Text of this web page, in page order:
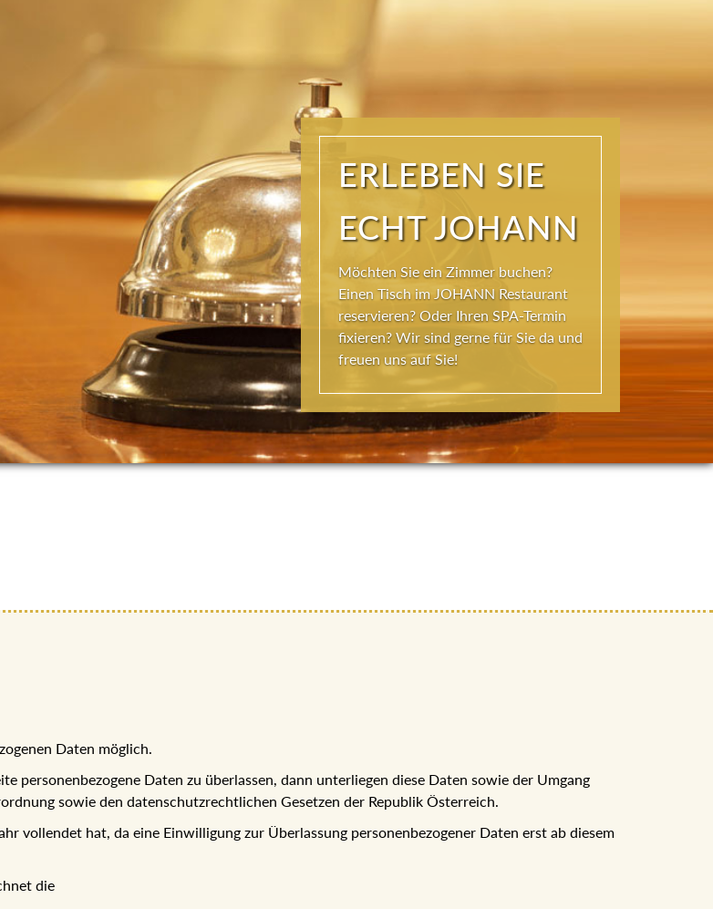
ERLEBEN SIE
ECHT JOHANN
Möchten Sie ein Zimmer buchen?
Einen Tisch im JOHANN Restaurant
reservieren? Oder Ihren SPA-Termin
fixieren? Wir sind gerne für Sie da und
freuen uns auf Sie!
Daten möglich.
personenbezogene Daten zu überlassen, dann unterliegen diese Daten sowie der Umgang
sowie den datenschutzrechtlichen Gesetzen der Republik Österreich.
vollendet hat, da eine Einwilligung zur Überlassung personenbezogener Daten erst ab diesem
die